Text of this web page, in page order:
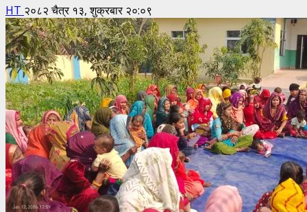
HT २०८२ चैत्र १३, शुक्रबार २०:०९